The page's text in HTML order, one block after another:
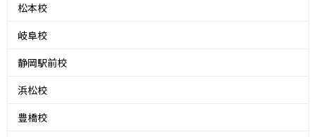
松本校
岐阜校
静岡駅前校
浜松校
豊橋校